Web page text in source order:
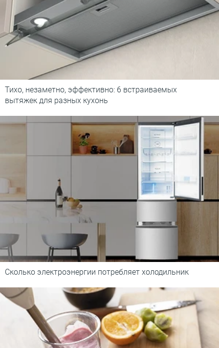
Тихо, незаметно, эффективно: 6 встраиваемых
вытяжек для разных кухонь
Сколько электроэнергии потребляет холодильник